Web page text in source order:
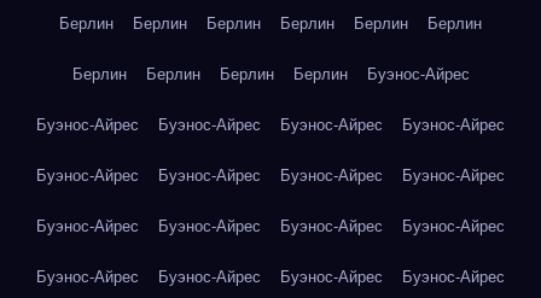
Берлин Берлин Берлин Берлин Берлин Берлин
Берлин Берлин Берлин Берлин Буэнос-Айрес
Буэнос-Айрес Буэнос-Айрес Буэнос-Айрес Буэнос-Айрес
Буэнос-Айрес Буэнос-Айрес Буэнос-Айрес Буэнос-Айрес
Буэнос-Айрес Буэнос-Айрес Буэнос-Айрес Буэнос-Айрес
Буэнос-Айрес Буэнос-Айрес Буэнос-Айрес Буэнос-Айрес